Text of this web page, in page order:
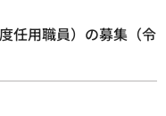
任用職員）の募集（令